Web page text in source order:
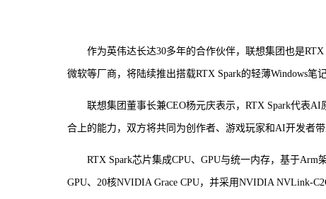
作为英伟达长达30多年的合作伙伴，联想集团也是
微软等厂商，将陆续推出搭载RTX Spark的轻薄Windows笔
联想集团董事长兼CEO杨元庆表示，RTX Spark代表
合上的能力，双方将共同为创作者、游戏玩家和AI开发者带
RTX Spark芯片集成CPU、GPU与统一内存，基于
GPU、20核NVIDIA Grace CPU，并采用NVIDIA NVLink-